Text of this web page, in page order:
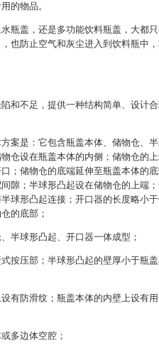
的物品。
瓶盖，还是多功能饮料瓶盖，大都
也防止空气和灰尘进入到饮料瓶中
和不足，提供一种结构简单、设计
案是：它包含瓶盖本体、储物仓、
仓设在瓶盖本体的内侧；储物仓的
；储物仓的底端延伸至瓶盖本体的
隙；半球形凸起设在储物仓的上端
球形凸起连接；开口器的长度略小
的底部；
半球形凸起、开口器一体成型；
按压部；半球形凸起的壁厚小于瓶
有防滑纹；瓶盖本体的内壁上设有
多边体空腔；